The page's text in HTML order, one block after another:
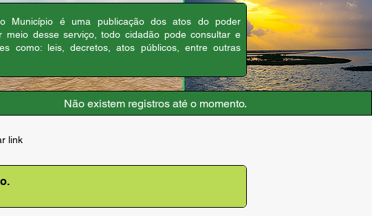
Município é uma publicação dos atos do poder
meio desse serviço, todo cidadão pode consultar e
como: leis, decretos, atos públicos, entre outras
Não existem registros até o momento.
link